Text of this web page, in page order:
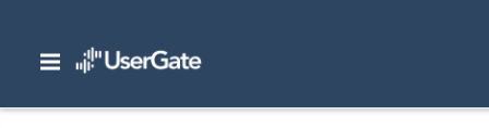
Главная/ Документация/NGFW
Библиотеки элементов